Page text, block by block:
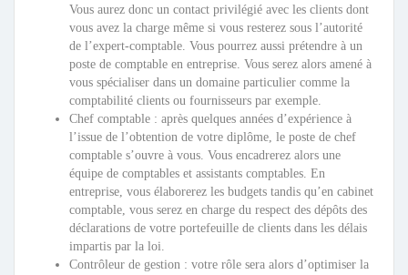
Vous aurez donc un contact privilégié avec les clients dont
vous avez la charge même si vous resterez sous l’autorité
de l’expert-comptable. Vous pourrez aussi prétendre à un
poste de comptable en entreprise. Vous serez alors amené à
vous spécialiser dans un domaine particulier comme la
comptabilité clients ou fournisseurs par exemple.
Chef comptable : après quelques années d’expérience à
l’issue de l’obtention de votre diplôme, le poste de chef
comptable s’ouvre à vous. Vous encadrerez alors une
équipe de comptables et assistants comptables. En
entreprise, vous élaborerez les budgets tandis qu’en cabinet
comptable, vous serez en charge du respect des dépôts des
déclarations de votre portefeuille de clients dans les délais
impartis par la loi.
Contrôleur de gestion : votre rôle sera alors d’optimiser la